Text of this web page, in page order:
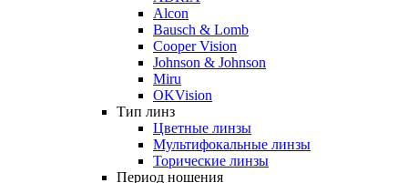
Alcon
Bausch & Lomb
Cooper Vision
Johnson & Johnson
Miru
OKVision
Тип линз
Цветные линзы
Мультифокальные линзы
Торические линзы
Период ношения